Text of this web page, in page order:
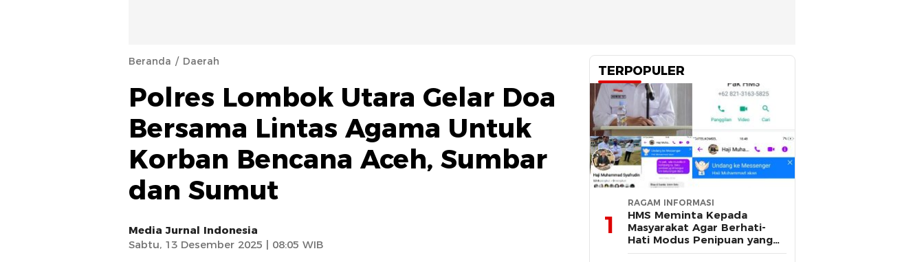
Beranda Daerah
Polres Lombok Utara Gelar Doa
Bersama Lintas Agama Untuk
Korban Bencana Aceh, Sumbar
dan Sumut
Media Jurnal Indonesia
Sabtu, 13 Desember 2025 | 08:05 WIB
TERPOPULER
1
RAGAM INFORMASI
HMS Meminta Kepada
Masyarakat Agar Berhati-
Hati Modus Penipuan yang
Mengatasnamakan Dirinya